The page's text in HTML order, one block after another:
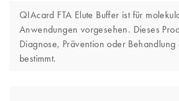
QIAcard FTA Elute Buffer ist für
Anwendungen vorgesehen. Dieses
Diagnose, Prävention oder
bestimmt.